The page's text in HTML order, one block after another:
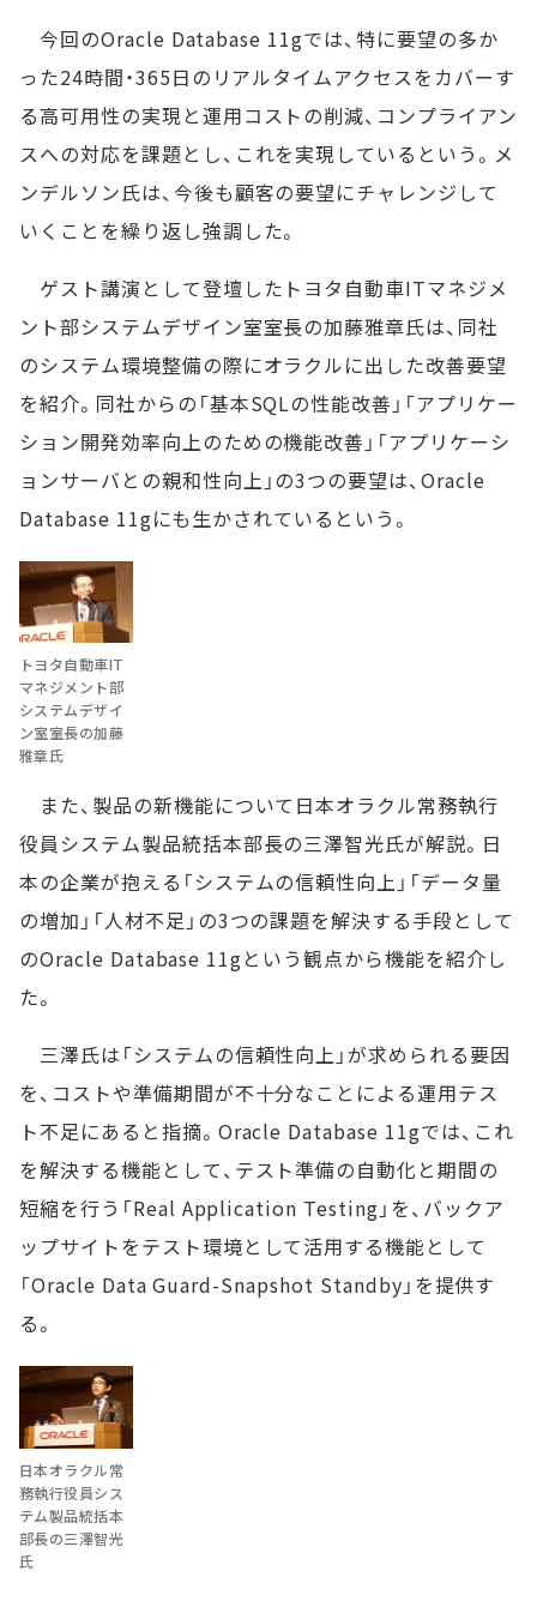
今回のOracle Database 11gでは、特に要望の多か
った24時間・365日のリアルタイムアクセスをカバーす
る高可用性の実現と運用コストの削減、コンプライアン
スへの対応を課題とし、これを実現しているという。メ
ンデルソン氏は、今後も顧客の要望にチャレンジして
いくことを繰り返し強調した。
ゲスト講演として登壇したトヨタ自動車ITマネジメ
ント部システムデザイン室室長の加藤雅章氏は、同社
のシステム環境整備の際にオラクルに出した改善要望
を紹介。同社からの「基本SQLの性能改善」「アプリケー
ション開発効率向上のための機能改善」「アプリケーシ
ョンサーバとの親和性向上」の3つの要望は、Oracle
Database 11gにも生かされているという。
トヨタ自動車IT
マネジメント部
システムデザイ
ン室室長の加藤
雅章氏
また、製品の新機能について日本オラクル常務執行
役員システム製品統括本部長の三澤智光氏が解説。日
本の企業が抱える「システムの信頼性向上」「データ量
の増加」「人材不足」の3つの課題を解決する手段として
のOracle Database 11gという観点から機能を紹介し
た。
三澤氏は「システムの信頼性向上」が求められる要因
を、コストや準備期間が不十分なことによる運用テス
ト不足にあると指摘。Oracle Database 11gでは、これ
を解決する機能として、テスト準備の自動化と期間の
短縮を行う「Real Application Testing」を、バックア
ップサイトをテスト環境として活用する機能として
「Oracle Data Guard-Snapshot Standby」を提供す
る。
日本オラクル常
務執行役員シス
テム製品統括本
部長の三澤智光
氏